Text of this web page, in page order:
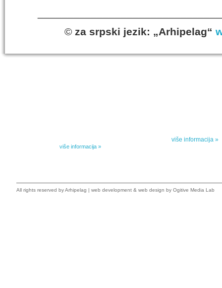
©za srpski jezik: „Arhipelag“
više informacija »
više informacija »
All rights reserved byArhipelag | web development & web design by Ogitive Media Lab